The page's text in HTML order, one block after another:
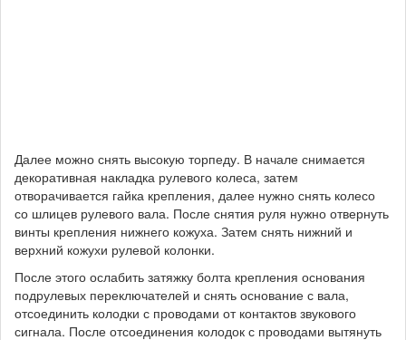
Далее можно снять высокую торпеду. В начале снимается
декоративная накладка рулевого колеса, затем
отворачивается гайка крепления, далее нужно снять колесо
со шлицев рулевого вала. После снятия руля нужно отвернуть
винты крепления нижнего кожуха. Затем снять нижний и
верхний кожухи рулевой колонки.
После этого ослабить затяжку болта крепления основания
подрулевых переключателей и снять основание с вала,
отсоединить колодки с проводами от контактов звукового
сигнала. После отсоединения колодок с проводами вытянуть